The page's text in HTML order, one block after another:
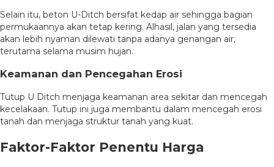
Selain itu, beton U-Ditch bersifat kedap air sehingga bagian
permukaannya akan tetap kering. Alhasil, jalan yang tersedia
akan lebih nyaman dilewati tanpa adanya genangan air,
terutama selama musim hujan.
Keamanan dan Pencegahan Erosi
Tutup U Ditch menjaga keamanan area sekitar dan mencegah
kecelakaan. Tutup ini juga membantu dalam mencegah erosi
tanah dan menjaga struktur tanah yang kuat.
Faktor-Faktor Penentu Harga